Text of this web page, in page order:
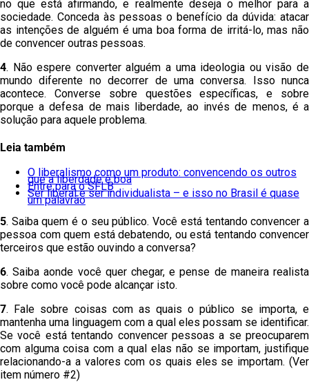
no que está afirmando, e realmente deseja o melhor para a
sociedade. Conceda às pessoas o benefício da dúvida: atacar
as intenções de alguém é uma boa forma de irritá-lo, mas não
de convencer outras pessoas.
4. Não espere converter alguém a uma ideologia ou visão de
mundo diferente no decorrer de uma conversa. Isso nunca
acontece. Converse sobre questões específicas, e sobre
porque a defesa de mais liberdade, ao invés de menos, é a
solução para aquele problema.
Leia também
O liberalismo como um produto: convencendo os outros
que a liberdade é boa
Entre para o SFLB
Ser liberal é ser individualista – e isso no Brasil é quase
um palavrão
5. Saiba quem é o seu público. Você está tentando convencer a
pessoa com quem está debatendo, ou está tentando convencer
terceiros que estão ouvindo a conversa?
6. Saiba aonde você quer chegar, e pense de maneira realista
sobre como você pode alcançar isto.
7. Fale sobre coisas com as quais o público se importa, e
mantenha uma linguagem com a qual eles possam se identificar.
Se você está tentando convencer pessoas a se preocuparem
com alguma coisa com a qual elas não se importam, justifique
relacionando-a a valores com os quais eles se importam. (Ver
item número #2)